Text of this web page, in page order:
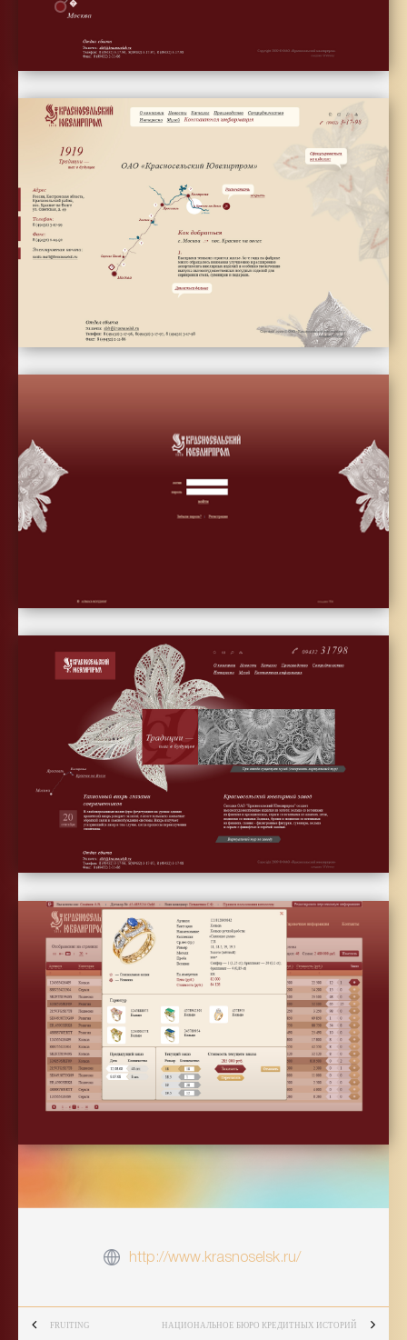
http://www.krasnoselsk.ru/
FRUITING НАЦИОНАЛЬНОЕ БЮРО КРЕДИТНЫХ ИСТОРИЙ